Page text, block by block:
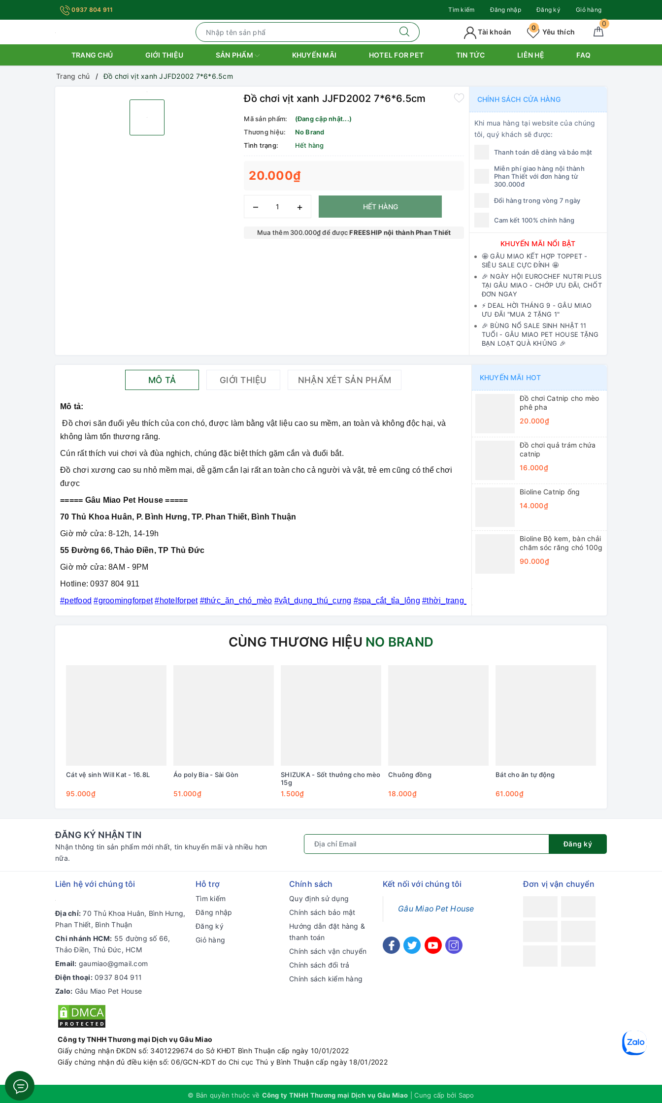
0937 804 911 Tìm kiếm Đăng nhập Đăng ký Giỏ hàng
0
Yêu thích
0
Tài khoản
TRANG CHỦ GIỚI THIỆU SẢN PHẨM KHUYẾN MÃI HOTEL FOR PET TIN TỨC LIÊN HỆ FAQ
Trang chủ Đồ chơi vịt xanh JJFD2002 7*6*6.5cm
Đồ chơi vịt xanh JJFD2002 7*6*6.5cm
Mã sản phẩm:
(Đang cập nhật...)
Thương hiệu:
No Brand
Tình trạng:
Hết hàng
20.000₫
– + HẾT HÀNG
Mua thêm 300.000₫ để đượcFREESHIP nội thành Phan Thiết
CHÍNH SÁCH CỬA HÀNG
Khi mua hàng tại website của chúng
tôi, quý khách sẽ được:
Thanh toán dễ dàng và bảo mật
Miễn phí giao hàng nội thành
Phan Thiết với đơn hàng từ
300.000đ
Đổi hàng trong vòng 7 ngày
Cam kết 100% chính hãng
KHUYẾN MÃI NỔI BẬT
🤩 GÂU MIAO KẾT HỢP TOPPET -
SIÊU SALE CỰC ĐỈNH 🤩
🎉 NGÀY HỘI EUROCHEF NUTRI PLUS
TẠI GÂU MIAO - CHỚP ƯU ĐÃI, CHỐT
ĐƠN NGAY
⚡️ DEAL HỜI THÁNG 9 - GÂU MIAO
ƯU ĐÃI "MUA 2 TẶNG 1"
🎉 BÙNG NỔ SALE SINH NHẬT 11
TUỔI - GÂU MIAO PET HOUSE TẶNG
BẠN LOẠT QUÀ KHỦNG 🎉
MÔ TẢ GIỚI THIỆU NHẬN XÉT SẢN PHẨM
Mô tả:
Đồ chơi săn đuổi yêu thích của con chó, được làm bằng vật liệu cao su mềm, an toàn và không độc hại, và
không làm tổn thương răng.
Cún rất thích vui chơi và đùa nghịch, chúng đặc biệt thích gặm cắn và đuổi bắt.
Đồ chơi xương cao su nhỏ mềm mại, dễ gặm cắn lại rất an toàn cho cả người và vật, trẻ em cũng có thể chơi
được
===== Gâu Miao Pet House =====
70 Thủ Khoa Huân, P. Bình Hưng, TP. Phan Thiết, Bình Thuận
Giờ mở cửa: 8-12h, 14-19h
55 Đường 66, Thảo Điền, TP Thủ Đức
Giờ mở cửa: 8AM - 9PM
Hotline: 0937 804 911
#petfood #groomingforpet #hotelforpet #thức_ăn_chó_mèo #vật_dụng_thú_cưng #spa_cắt_tỉa_lông #thời_trang_thú_cưng
KHUYẾN MÃI HOT
Đồ chơi Catnip cho mèo
phê pha
20.000₫
Đồ chơi quả trám chứa
catnip
16.000₫
Bioline Catnip ống
14.000₫
Bioline Bộ kem, bàn chải
chăm sóc răng chó 100g
90.000₫
CÙNG THƯƠNG HIỆU NO BRAND
Cát vệ sinh Will Kat - 16.8L
95.000₫
Áo poly Bia - Sài Gòn
51.000₫
SHIZUKA - Sốt thưởng cho mèo
15g
1.500₫
Chuông đồng
18.000₫
Bát cho ăn tự động
61.000₫
ĐĂNG KÝ NHẬN TIN
Nhận thông tin sản phẩm mới nhất, tin khuyến mãi và nhiều hơn
nữa.
Đăng ký
Liên hệ với chúng tôi
Địa chỉ: 70 Thủ Khoa Huân, Bình Hưng,
Phan Thiết, Bình Thuận
Chi nhánh HCM: 55 đường số 66,
Thảo Điền, Thủ Đức, HCM
Email: gaumiao@gmail.com
Điện thoại: 0937 804 911
Zalo: Gâu Miao Pet House
Hỗ trợ
Tìm kiếm
Đăng nhập
Đăng ký
Giỏ hàng
Chính sách
Quy định sử dụng
Chính sách bảo mật
Hướng dẫn đặt hàng &
thanh toán
Chính sách vận chuyển
Chính sách đổi trả
Chính sách kiểm hàng
Kết nối với chúng tôi
Gâu Miao Pet House
Đơn vị vận chuyển
Công ty TNHH Thương mại Dịch vụ Gâu Miao
Giấy chứng nhận ĐKDN số: 3401229674 do Sở KHĐT Bình Thuận cấp ngày 10/01/2022
Giấy chứng nhận đủ điều kiện số: 06/GCN-KDT do Chi cục Thú y Bình Thuận cấp ngày 18/01/2022
© Bản quyền thuộc về Công ty TNHH Thương mại Dịch vụ Gâu Miao Cung cấp bởi Sapo